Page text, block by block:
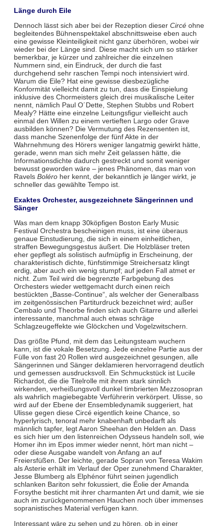
Länge durch Eile
Dennoch lässt sich aber bei der Rezeption dieser Circéohne
begleitendes Bühnenspektakel abschnittsweise eben auch
eine gewisse Kleinteiligkeit nicht ganz überhören, wobei wir
wieder bei der Länge sind. Diese macht sich um so stärker
bemerkbar, je kürzer und zahlreicher die einzelnen
Nummern sind, ein Eindruck, der durch die fast
durchgehend sehr raschen Tempi noch intensiviert wird.
Warum die Eile? Hat eine gewisse diesbezügliche
Konformität vielleicht damit zu tun, dass die Einspielung
inklusive des Chormeisters gleich drei musikalische Leiter
nennt, nämlich Paul O´Dette, Stephen Stubbs und Robert
Mealy? Hätte eine einzelne Leitungsfigur vielleicht auch
einmal den Willen zu einem vertieften Largo oder Grave
ausbilden können? Die Vermutung des Rezensenten ist,
dass manche Szenenfolge der fünf Akte in der
Wahrnehmung des Hörers weniger langatmig gewirkt hätte,
gerade, wenn man sich mehr Zeit gelassen hätte, die
Informationsdichte dadurch gestreckt und somit weniger
bewusst geworden wäre – jenes Phänomen, das man von
Ravels Boléroher kennt, der bekanntlich je länger wirkt, je
schneller das gewählte Tempo ist.
Exaktes Orchester, ausgezeichnete Sängerinnen und
Sänger
Was man dem knapp 30köpfigen Boston Early Music
Festival Orchestra bescheinigen muss, ist eine überaus
genaue Einstudierung, die sich in einem einheitlichen,
straffen Bewegungsgestus äußert. Die Holzbläser treten
eher gepflegt als solistisch aufmüpfig in Erscheinung, der
charakteristisch dichte, fünfstimmige Streichersatz klingt
erdig, aber auch ein wenig stumpf; auf jeden Fall atmet er
nicht. Zum Teil wird die begrenzte Farbgebung des
Orchesters wieder wettgemacht durch einen reich
bestückten „Basse-Continue“, als welcher der Generalbass
im zeitgenössischen Partiturdruck bezeichnet wird; außer
Cembalo und Theorbe finden sich auch Gitarre und allerlei
interessante, manchmal auch etwas schräge
Schlagzeugeffekte wie Glöckchen und Vogelzwitschern.
Das größte Pfund, mit dem das Leitungsteam wuchern
kann, ist die vokale Besetzung. Jede einzelne Partie aus der
Fülle von fast 20 Rollen wird ausgezeichnet gesungen, alle
Sängerinnen und Sänger deklamieren hervorragend deutlich
und gemessen ausdrucksvoll. Ein Schmuckstück ist Lucile
Richardot, die die Titelrolle mit ihrem stark sinnlich
wirkenden, verheißungsvoll dunkel timbrierten Mezzosopran
als wahrlich magiebegabte Verführerin verkörpert. Ulisse, so
wird auf der Ebene der Ensembledynamik suggeriert, hat
Ulisse gegen diese Circé eigentlich keine Chance, so
hyperlyrisch, tenoral mehr knabenhaft unbedarft als
männlich tapfer, legt Aaron Sheehan den Helden an. Dass
es sich hier um den listenreichen Odysseus handeln soll, wie
Homer ihn im Epos immer wieder nennt, hört man nicht –
oder diese Ausgabe wandelt von Anfang an auf
Freiersfüßen. Der leichte, gerade Sopran von Teresa Wakim
als Asterie erhält im Verlauf der Oper zunehmend Charakter,
Jesse Blumberg als Elphénor führt seinen jugendlich
schlanken Bariton sehr fokussiert, die Éolie der Amanda
Forsythe besticht mit ihrer charmanten Art und damit, wie sie
auch im zurückgenommenen Hauchen noch über immenses
sopranistisches Material verfügen kann.
Interessant wäre zu sehen und zu hören, ob in einer